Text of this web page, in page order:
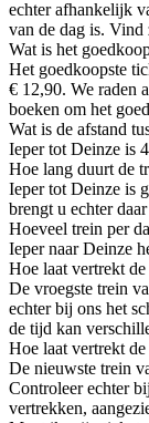
echter afhankelijk
van de dag is. Vind
Wat is het
Het goedkoopste
€ 12,90. We raden
boeken om het
Wat is de afstand
Ieper tot Deinze is
Hoe lang duurt de
Ieper tot Deinze is
brengt u echter
Hoeveel trein per
Ieper naar Deinze
Hoe laat vertrekt
De vroegste trein
echter bij ons het
de tijd kan
Hoe laat vertrekt
De nieuwste trein
Controleer echter
vertrekken,